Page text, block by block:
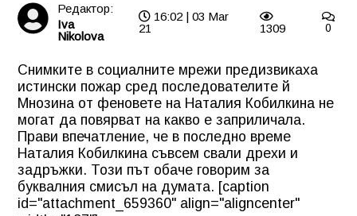
Редактор:
Iva
Nikolova
16:02 | 03 Mar
21
1309 0
Снимките в социалните мрежи предизвикаха
истински пожар сред последователите й
Мнозина от феновете на Наталия Кобилкина не
могат да повярват на какво е заприличала.
Прави впечатление, че в последно време
Наталия Кобилкина съвсем свали дрехи и
задръжки. Този път обаче говорим за
буквалния смисъл на думата. [caption
id="attachment_659360" align="aligncenter"